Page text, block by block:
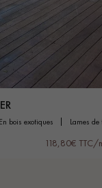
en bois exotiques lames de
118,80€ TTC/